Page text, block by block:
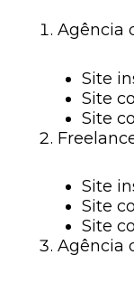
Agência
Site
Site
Site
Site
Site
Site
Agência